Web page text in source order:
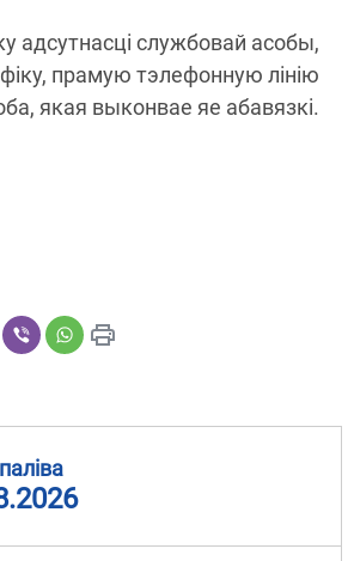
адсутнасці службовай асобы,
прамую тэлефонную лінію
якая выконвае яе абавязкі.